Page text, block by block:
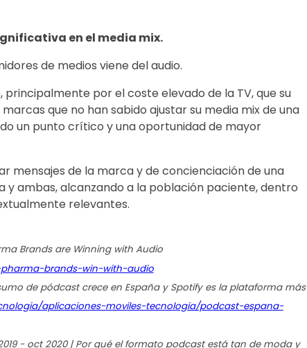
en el media mix.
de medios viene del audio.
principalmente por el coste elevado de la TV, que su
que no han sabido ajustar su media mix de una
un punto crítico y una oportunidad de mayor
mensajes de la marca y de concienciación de una
ambas, alcanzando a la población paciente, dentro
relevantes.
Brands are Winning with Audio
brands-win-with-audio
de pódcast crece en España y Spotify es la plataforma más
aplicaciones-moviles-tecnologia/podcast-espana-
- oct 2020 | Por qué el formato podcast está tan de moda y